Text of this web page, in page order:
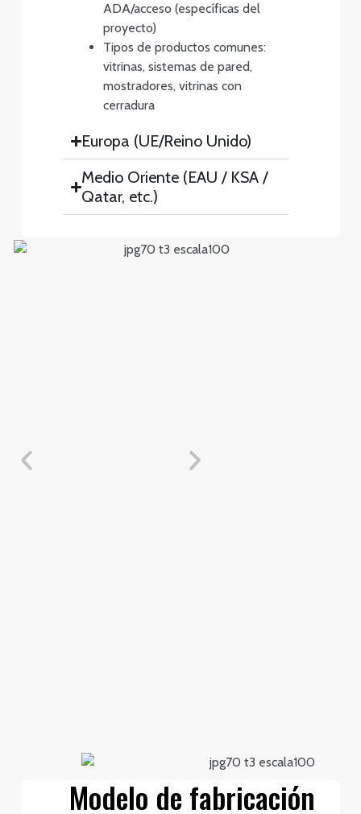
ADA/acceso (específicas del
proyecto)
Tipos de productos comunes:
vitrinas, sistemas de pared,
mostradores, vitrinas con
cerradura
Europa (UE/Reino Unido)
Medio Oriente (EAU / KSA /
Qatar, etc.)
Modelo de fabricación